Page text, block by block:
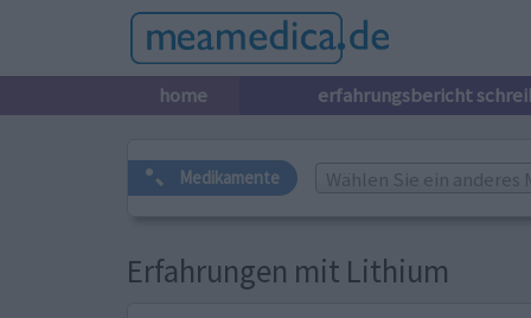
home erfahrungsbericht
Medikamente Wählen Sie ein anderes
Erfahrungen mit Lithium